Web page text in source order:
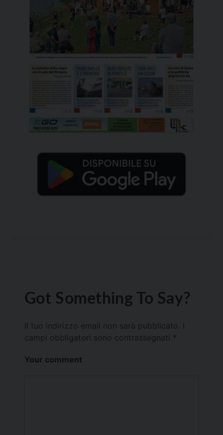
Got Something To Say?
Il tuo indirizzo email non sarà pubblicato.
campi obbligatori sono contrassegnati *
Your comment